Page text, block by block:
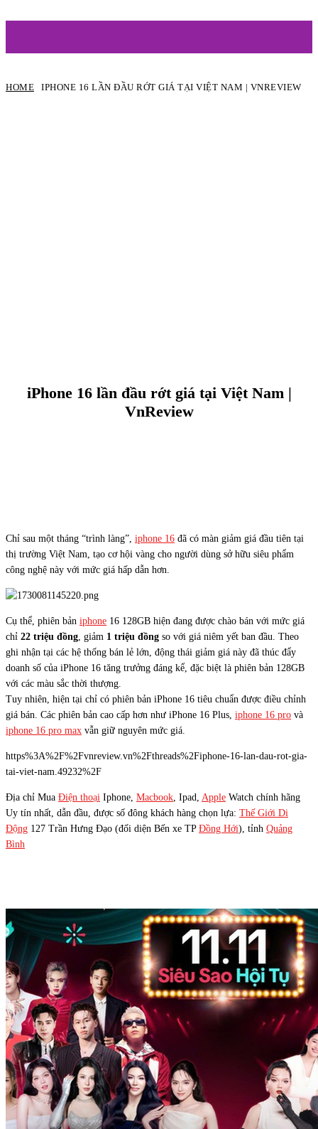
HOME IPHONE 16 LẦN ĐẦU RỚT GIÁ TẠI VIỆT NAM | VNREVIEW
iPhone 16 lần đầu rớt giá tại Việt Nam |
VnReview
Chỉ sau một tháng “trình làng”, iphone 16 đã có màn giảm giá đầu tiên tại
thị trường Việt Nam, tạo cơ hội vàng cho người dùng sở hữu siêu phẩm
công nghệ này với mức giá hấp dẫn hơn.
Cụ thể, phiên bản iphone 16 128GB hiện đang được chào bán với mức giá
chỉ 22 triệu đồng , giảm 1 triệu đồng so với giá niêm yết ban đầu. Theo
ghi nhận tại các hệ thống bán lẻ lớn, động thái giảm giá này đã thúc đẩy
doanh số của iPhone 16 tăng trưởng đáng kể, đặc biệt là phiên bản 128GB
với các màu sắc thời thượng.
Tuy nhiên, hiện tại chỉ có phiên bản iPhone 16 tiêu chuẩn được điều chỉnh
giá bán. Các phiên bản cao cấp hơn như iPhone 16 Plus, iphone 16 pro và
iphone 16 pro max vẫn giữ nguyên mức giá.
https%3A%2F%2Fvnreview.vn%2Fthreads%2Fiphone-16-lan-dau-rot-gia-
tai-viet-nam.49232%2F
Địa chỉ Mua Điện thoại Iphone, Macbook , Ipad, Apple Watch chính hãng
Uy tín nhất, dẫn đầu, được số đông khách hàng chọn lựa: Thế Giới Di
Động 127 Trần Hưng Đạo (đối diện Bến xe TP Đồng Hới), tỉnh Quảng
Bình